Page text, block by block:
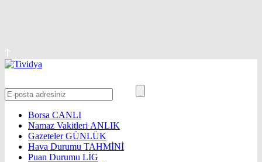
Borsa CANLI
Namaz Vakitleri ANLIK
GazetelerGÜNLÜK
Hava Durumu TAHMİNİ
Puan Durumu LİG